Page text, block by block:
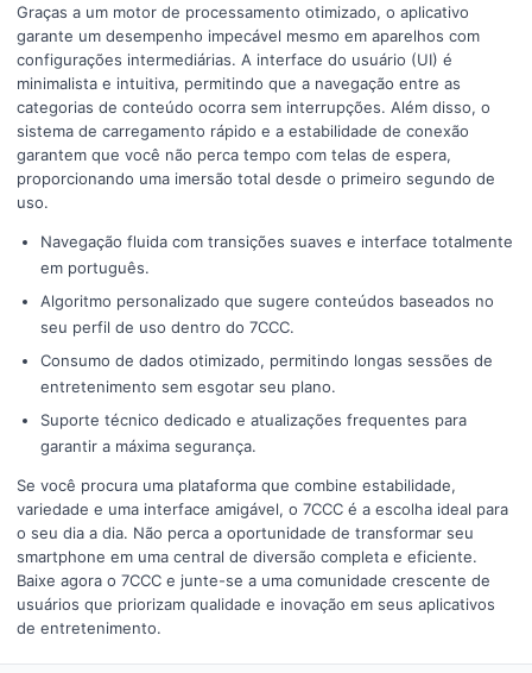
Graças a um motor de processamento otimizado, o aplicativo
garante um desempenho impecável mesmo em aparelhos com
configurações intermediárias. A interface do usuário (UI) é
minimalista e intuitiva, permitindo que a navegação entre as
categorias de conteúdo ocorra sem interrupções. Além disso, o
sistema de carregamento rápido e a estabilidade de conexão
garantem que você não perca tempo com telas de espera,
proporcionando uma imersão total desde o primeiro segundo de
uso.
Navegação fluida com transições suaves e interface totalmente
em português.
Algoritmo personalizado que sugere conteúdos baseados no
seu perfil de uso dentro do 7CCC.
Consumo de dados otimizado, permitindo longas sessões de
entretenimento sem esgotar seu plano.
Suporte técnico dedicado e atualizações frequentes para
garantir a máxima segurança.
Se você procura uma plataforma que combine estabilidade,
variedade e uma interface amigável, o 7CCC é a escolha ideal para
o seu dia a dia. Não perca a oportunidade de transformar seu
smartphone em uma central de diversão completa e eficiente.
Baixe agora o 7CCC e junte-se a uma comunidade crescente de
usuários que priorizam qualidade e inovação em seus aplicativos
de entretenimento.